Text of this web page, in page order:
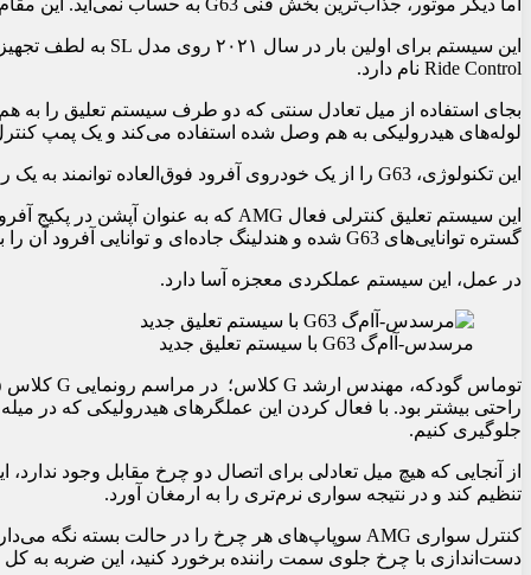
Ride Control نام دارد.
لوله‌های هیدرولیکی به هم وصل شده استفاده می‌کند و یک پمپ
این تکنولوژی، G63 را از یک خودروی آفرود فوق‌العاده توانمند به یک رقیب واقعی برای خودروهای رالی تبدیل می‌کند.
گستره توانایی‌های G63 شده و هندلینگ جاده‌ای و توانایی آفرود آن را بهبود بخشیده است.
در عمل، این سیستم عملکردی معجزه آسا دارد.
مرسدس-آ‌ام‌گ G63 با سیستم تعلیق جدید
راحتی بیشتر بود. با فعال کردن این عملگرهای هیدرولیکی که در
جلوگیری کنیم.
از آنجایی که هیچ میل تعادلی برای اتصال دو چرخ مقابل وجود
تنظیم کند و در نتیجه سواری نرم‌تری را به ارمغان آورد.
دست‌اندازی با چرخ جلوی سمت راننده برخورد کنید، این ضربه به